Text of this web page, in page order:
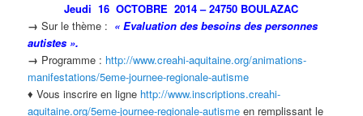
Jeudi 16 OCTOBRE 2014 –24750 BOULAZAC
→ Sur le thème : « Evaluation des besoins despersonnes
autistes ».
→ Programme : http://www.creahi-aquitaine.org/animations-
manifestations/5eme-journee-regionale-autisme
♦ Vous inscrire en ligne http://www.inscriptions.creahi-
aquitaine.org/5eme-journee-regionale-autisme en remplissant le